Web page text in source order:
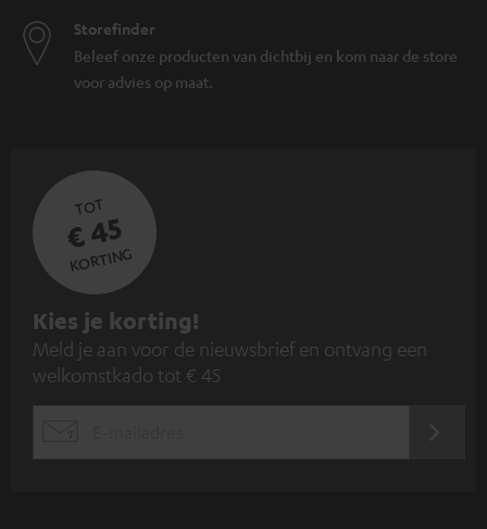
Storefinder
Beleef onze producten van dichtbij en kom naar de store
voor advies op maat.
TOT
€ 45
KORTING
A
a
n
Kies je korting!
Meld je aan voor de nieuwsbrief en ontvang een
welkomstkado tot € 45